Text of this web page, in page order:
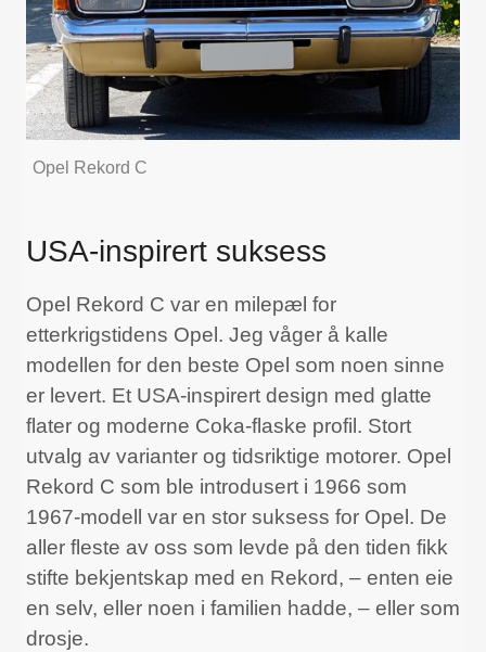
Opel Rekord C
USA-inspirert suksess
Opel Rekord C var en milepæl for
etterkrigstidens Opel. Jeg våger å kalle
modellen for den beste Opel som noen sinne
er levert. Et USA-inspirert design med glatte
flater og moderne Coka-flaske profil. Stort
utvalg av varianter og tidsriktige motorer. Opel
Rekord C som ble introdusert i 1966 som
1967-modell var en stor suksess for Opel. De
aller fleste av oss som levde på den tiden fikk
stifte bekjentskap med en Rekord, – enten eie
en selv, eller noen i familien hadde, – eller som
drosje.